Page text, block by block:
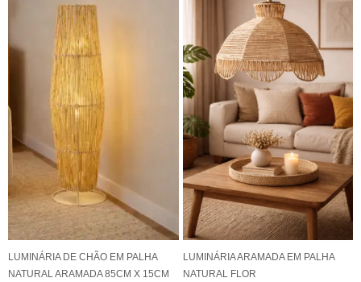
LUMINÁRIA DE CHÃO EM PALHA
NATURAL ARAMADA 85CM X 15CM
LUMINÁRIA ARAMADA EM PALHA
NATURAL FLOR